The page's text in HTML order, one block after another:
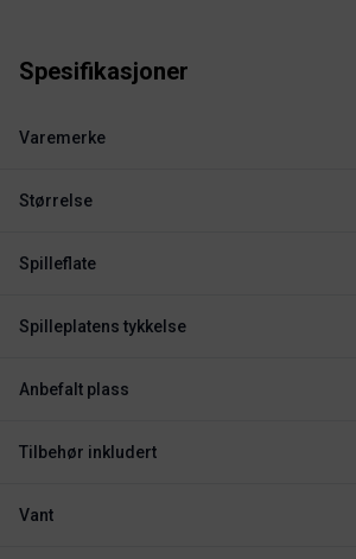
Spesifikasjoner
Varemerke
Størrelse
Spilleflate
Spilleplatens tykkelse
Anbefalt plass
Tilbehør inkludert
Vant